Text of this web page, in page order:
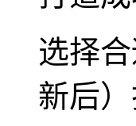
选择
新后